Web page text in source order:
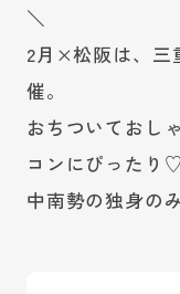
＼
2月×松阪は、三
催。
おちついておし
コンにぴった
中南勢の独身の